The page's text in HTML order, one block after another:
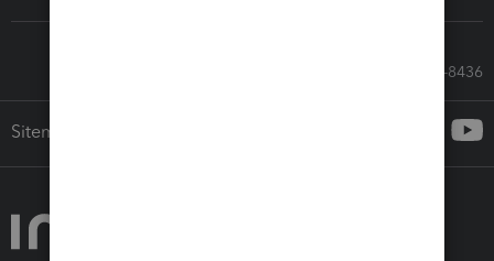
Call Sales: 833-564-8436
Sitemap